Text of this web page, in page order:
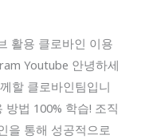
활용 클로바인 이용
Youtube 안녕하세
할 클로바인팀입니
법 100% 학습! 조직
을 통해 성공적으로